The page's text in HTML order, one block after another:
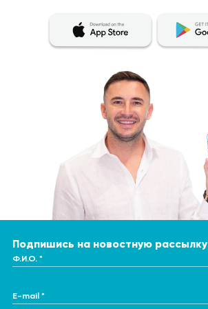
Подпишись на новостную рассылку
Ф.И.О. *
E-mail *